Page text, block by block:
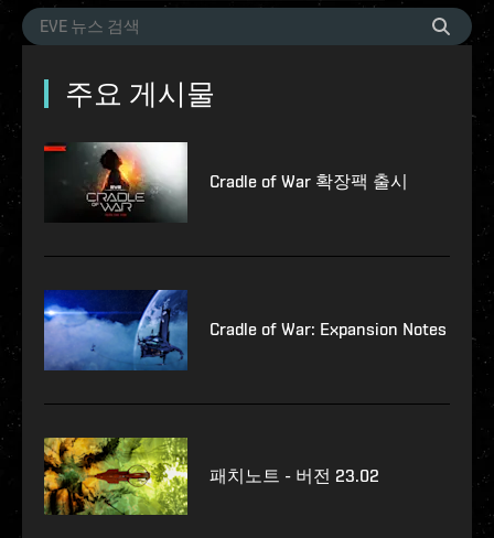
주요 게시물
Cradle of War 확장팩 출시
Cradle of War: Expansion Notes
패치노트 - 버전 23.02